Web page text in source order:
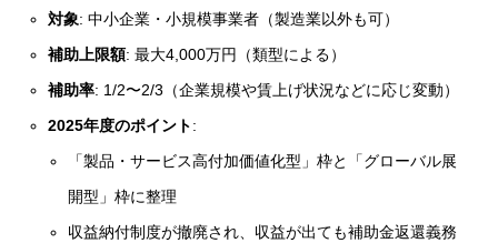
対象: 中小企業・小規模事業者（製造業以外も可）
補助上限額: 最大4,000万円（類型による）
補助率: 1/2〜2/3（企業規模や賃上げ状況などに応じ変動）
2025年度のポイント:
「製品・サービス高付加価値化型」枠と「グローバル展
開型」枠に整理
収益納付制度が撤廃され、収益が出ても補助金返還義務